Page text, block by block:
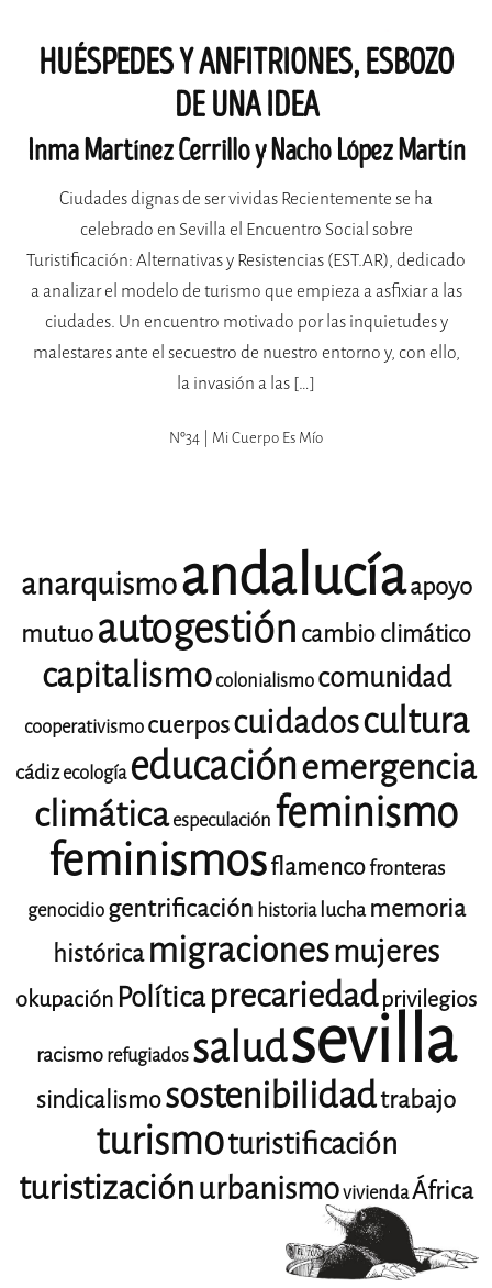
HUÉSPEDES Y ANFITRIONES, ESBOZO
DE UNA IDEA
Inma Martínez Cerrillo y Nacho López Martín
Ciudades dignas de ser vividas Recientemente se ha
celebrado en Sevilla el Encuentro Social sobre
Turistificación: Alternativas y Resistencias (EST.AR), dedicado
a analizar el modelo de turismo que empieza a asfixiar a las
ciudades. Un encuentro motivado por las inquietudes y
malestares ante el secuestro de nuestro entorno y, con ello,
la invasión a las […]
Nº34 | Mi Cuerpo Es Mío
anarquismoandalucíaapoyo
mutuoautogestión cambio climático
capitalismocolonialismocomunidad
cooperativismocuerposcuidadoscultura
cádizecología educaciónemergencia
climáticaespeculación feminismo
feminismosflamencofronteras
genocidiogentrificación historialucha memoria
histórica migracionesmujeres
okupaciónPolíticaprecariedadprivilegios
racismorefugiadossaludsevilla
sindicalismosostenibilidadtrabajo
turismoturistificación
turistizaciónurbanismoviviendaÁfrica